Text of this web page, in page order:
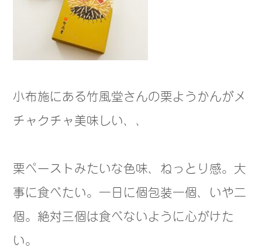
小布施にある竹風堂さんの栗ようかんがメ
チャクチャ美味しい、、
栗ペーストみたいな色味、ねっとり感。大
事に食べたい。一日に個包装一個、いや二
個。絶対三個は食べないように心がけた
い。